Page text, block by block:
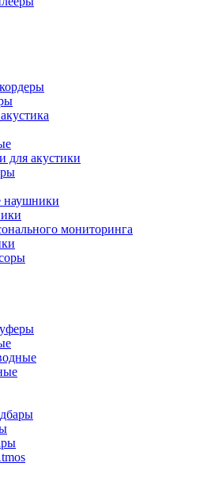
для акустики
наушники
мониторинга